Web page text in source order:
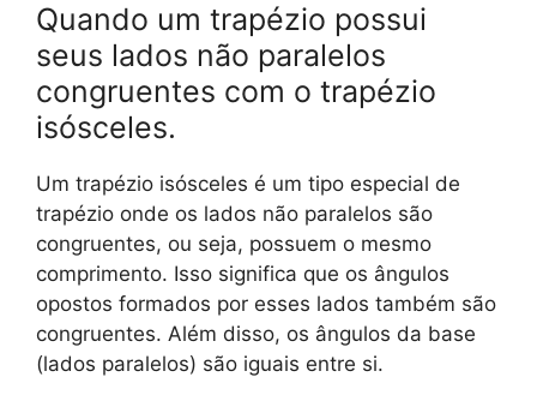
Quando um trapézio possui
seus lados não paralelos
congruentes com o trapézio
isósceles.
Um trapézio isósceles é um tipo especial de
trapézio onde os lados não paralelos são
congruentes, ou seja, possuem o mesmo
comprimento. Isso significa que os ângulos
opostos formados por esses lados também são
congruentes. Além disso, os ângulos da base
(lados paralelos) são iguais entre si.